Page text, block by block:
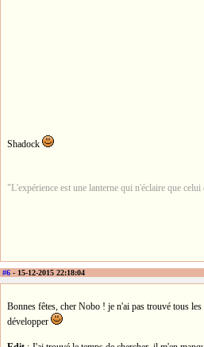
Shadock
"L'expérience est une lanterne qui n'éclaire que
#6 - 15-12-2015 22:18:04
Bonnes fêtes, cher Nobo ! je n'ai pas trouvé tous
développer